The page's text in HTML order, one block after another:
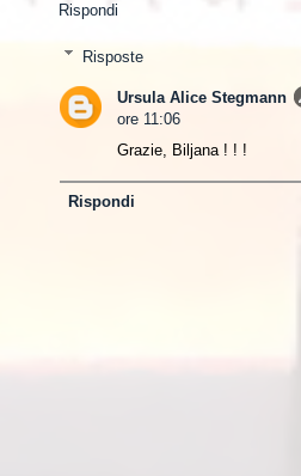
Rispondi
Risposte
Ursula Alice Stegmann
ore 11:06
Grazie, Biljana ! ! !
Rispondi